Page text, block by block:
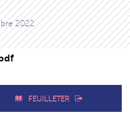
2022
FEUILLETER